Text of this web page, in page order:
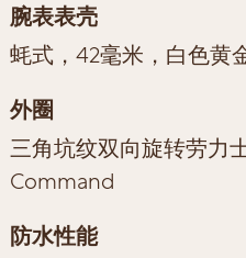
腕表表壳
蚝式，42毫米，白色黄
外圈
三角坑纹双向旋转劳力
Command
防水性能